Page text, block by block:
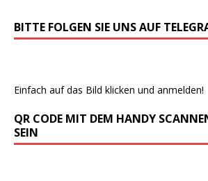
BITTE FOLGEN SIE UNS AUF
Einfach auf das Bild klicken und anmelden!
QR CODE MIT DEM HANDY
SEIN